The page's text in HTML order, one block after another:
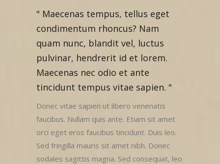
Maecenas tempus, tellus eget
condimentum rhoncus? Nam
quam nunc, blandit vel, luctus
pulvinar, hendrerit id et lorem.
Maecenas nec odio et ante
tincidunt tempus vitae sapien.
Donec vitae sapien ut libero venenatis
faucibus. Nullam quis ante. Etiam sit amet
orci eget eros faucibus tincidunt. Duis leo.
Sed fringilla mauris sit amet nibh. Donec
sodales sagittis magna. Sed consequat, leo